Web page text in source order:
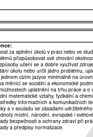
za splnění úkolů v práci nebo ve
přizpůsobovat své chování
učení se a dobře využívat
úkolu nebo určit jádro problému,
jednom cizím jazyce minimálně na
měnící se sociální a ekonomické
uplatnění na trhu práce a o
matematické vztahy, fyzikální a
informačních a komunikačních
a v souladu se zásadami
místní, národní, evropské i
bezpečnosti a ochrany zdraví při
a předpisy normalizace.